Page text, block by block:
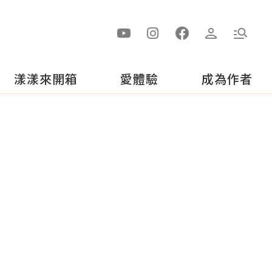
漾漾來開箱 愛體驗 成為作者